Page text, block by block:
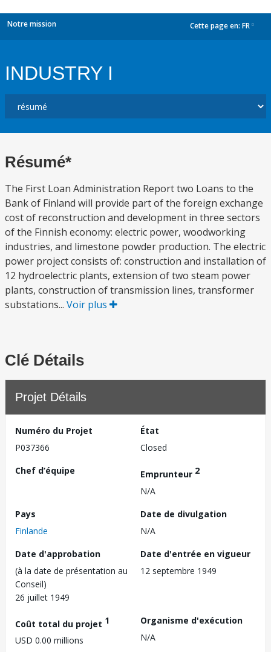
Notre mission Cette page en: FR
INDUSTRY I
Résumé*
The First Loan Administration Report two Loans to the
Bank of Finland will provide part of the foreign exchange
cost of reconstruction and development in three sectors
of the Finnish economy: electric power, woodworking
industries, and limestone powder production. The electric
power project consists of: construction and installation of
12 hydroelectric plants, extension of two steam power
plants, construction of transmission lines, transformer
substations... Voir plus
Clé Détails
Projet Détails
Numéro du Projet
P037366
État
Closed
Chef d’équipe
Emprunteur 2
N/A
Pays
Finlande
Date de divulgation
N/A
Date d'approbation
(à la date de présentation au
Conseil)
26 juillet 1949
Date d'entrée en vigueur
12 septembre 1949
Coût total du projet 1
USD 0.00 millions
Organisme d'exécution
N/A